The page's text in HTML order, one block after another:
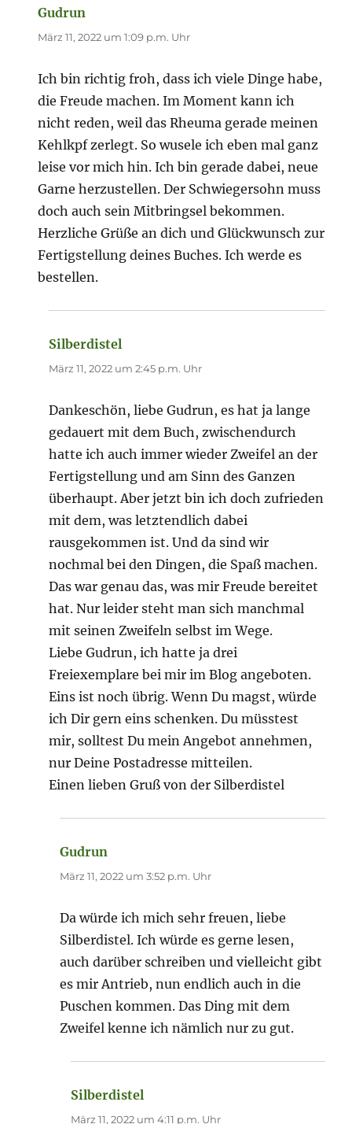
Gudrun
März 11, 2022 um 1:09 p.m. Uhr
Ich bin richtig froh, dass ich viele Dinge habe,
die Freude machen. Im Moment kann ich
nicht reden, weil das Rheuma gerade meinen
Kehlkpf zerlegt. So wusele ich eben mal ganz
leise vor mich hin. Ich bin gerade dabei, neue
Garne herzustellen. Der Schwiegersohn muss
doch auch sein Mitbringsel bekommen.
Herzliche Grüße an dich und Glückwunsch zur
Fertigstellung deines Buches. Ich werde es
bestellen.
Silberdistel
März 11, 2022 um 2:45 p.m. Uhr
Dankeschön, liebe Gudrun, es hat ja lange
gedauert mit dem Buch, zwischendurch
hatte ich auch immer wieder Zweifel an der
Fertigstellung und am Sinn des Ganzen
überhaupt. Aber jetzt bin ich doch zufrieden
mit dem, was letztendlich dabei
rausgekommen ist. Und da sind wir
nochmal bei den Dingen, die Spaß machen.
Das war genau das, was mir Freude bereitet
hat. Nur leider steht man sich manchmal
mit seinen Zweifeln selbst im Wege.
Liebe Gudrun, ich hatte ja drei
Freiexemplare bei mir im Blog angeboten.
Eins ist noch übrig. Wenn Du magst, würde
ich Dir gern eins schenken. Du müsstest
mir, solltest Du mein Angebot annehmen,
nur Deine Postadresse mitteilen.
Einen lieben Gruß von der Silberdistel
Gudrun
März 11, 2022 um 3:52 p.m. Uhr
Da würde ich mich sehr freuen, liebe
Silberdistel. Ich würde es gerne lesen,
auch darüber schreiben und vielleicht gibt
es mir Antrieb, nun endlich auch in die
Puschen kommen. Das Ding mit dem
Zweifel kenne ich nämlich nur zu gut.
Silberdistel
März 11, 2022 um 4:11 p.m. Uhr